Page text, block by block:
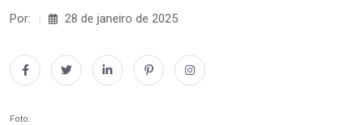
Por: 28 de janeiro de 2025
Foto: